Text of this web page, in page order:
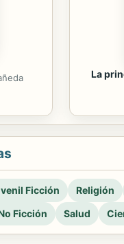
La
Ficción Religión
Ficción
Salud